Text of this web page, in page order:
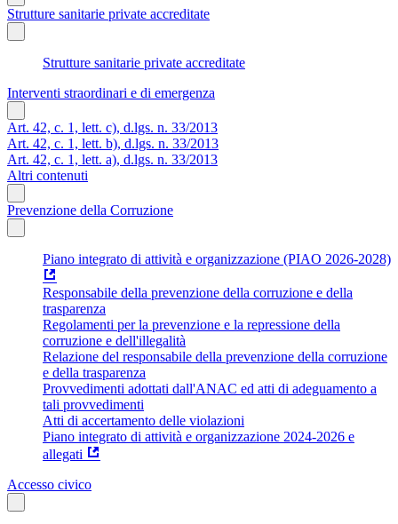
Strutture sanitarie private accreditate
Strutture sanitarie private accreditate
Interventi straordinari e di emergenza
Art. 42, c. 1, lett. c), d.lgs. n. 33/2013
Art. 42, c. 1, lett. b), d.lgs. n. 33/2013
Art. 42, c. 1, lett. a), d.lgs. n. 33/2013
Altri contenuti
Prevenzione della Corruzione
Piano integrato di attività e organizzazione (PIAO 2026-2028)
Responsabile della prevenzione della corruzione e della
trasparenza
Regolamenti per la prevenzione e la repressione della
corruzione e dell'illegalità
Relazione del responsabile della prevenzione della corruzione
e della trasparenza
Provvedimenti adottati dall'ANAC ed atti di adeguamento a
tali provvedimenti
Atti di accertamento delle violazioni
Piano integrato di attività e organizzazione 2024-2026 e
allegati
Accesso civico